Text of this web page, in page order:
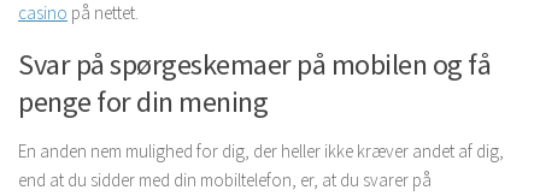
casino på nettet.
Svar på spørgeskemaer på mobilen og få
penge for din mening
En anden nem mulighed for dig, der heller ikke kræver andet af dig,
end at du sidder med din mobiltelefon, er, at du svarer på